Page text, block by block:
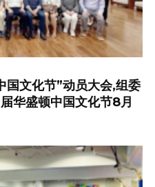
文化节”动员大会,组委
华盛顿中国文化节8月